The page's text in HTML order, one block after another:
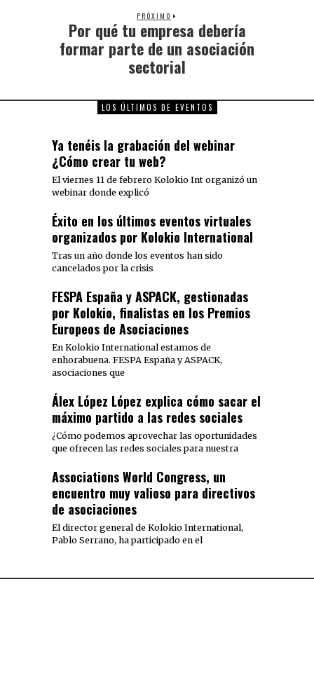
PRÓXIMO
Por qué tu empresa debería
formar parte de un asociación
sectorial
LOS ÚLTIMOS DE EVENTOS
Ya tenéis la grabación del webinar
¿Cómo crear tu web?
El viernes 11 de febrero Kolokio Int organizó un
webinar donde explicó
Éxito en los últimos eventos virtuales
organizados por Kolokio International
Tras un año donde los eventos han sido
cancelados por la crisis
FESPA España y ASPACK, gestionadas
por Kolokio, finalistas en los Premios
Europeos de Asociaciones
En Kolokio International estamos de
enhorabuena. FESPA España y ASPACK,
asociaciones que
Álex López López explica cómo sacar el
máximo partido a las redes sociales
¿Cómo podemos aprovechar las oportunidades
que ofrecen las redes sociales para nuestra
Associations World Congress, un
encuentro muy valioso para directivos
de asociaciones
El director general de Kolokio International,
Pablo Serrano, ha participado en el